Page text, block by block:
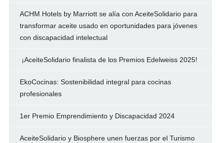
ACHM Hotels by Marriott se alía con AceiteSolidario para
transformar aceite usado en oportunidades para jóvenes
con discapacidad intelectual
¡AceiteSolidario finalista de los Premios Edelweiss 2025!
EkoCocinas: Sostenibilidad integral para cocinas
profesionales
1er Premio Emprendimiento y Discapacidad 2024
AceiteSolidario y Biosphere unen fuerzas por el Turismo